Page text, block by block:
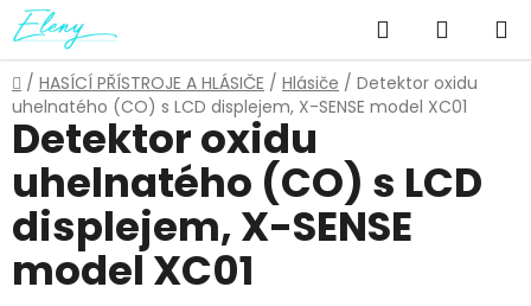
Přejít
na
obsah
Hledat
KOŠÍK
Domů
/ HASÍCÍ PŘÍSTROJE A HLÁSIČE / Hlásiče / Detektor oxidu
uhelnatého (CO) s LCD displejem, X-SENSE model XC01
Detektor oxidu
uhelnatého (CO) s LCD
displejem, X-SENSE
model XC01